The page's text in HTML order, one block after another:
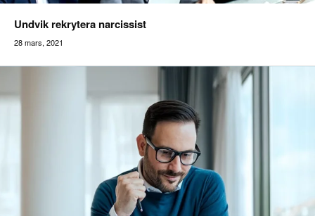
Addilon
Undvik rekrytera narcissist
28 mars, 2021